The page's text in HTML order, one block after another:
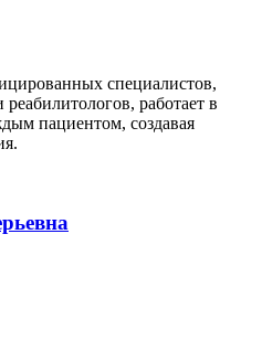
специалистов,
работает в
пациентом, создавая